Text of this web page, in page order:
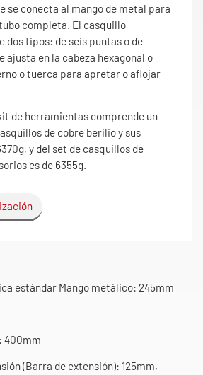
se conecta al mango de metal para
completa. El casquillo
dos tipos: de seis puntas o de
ajusta en la cabeza hexagonal o
o tuerca para apretar o aflojar
de herramientas comprende un
de cobre berilio y sus
y del set de casquillos de
es de 6355g.
estándar Mango metálico: 245mm
400mm
(Barra de extensión): 125mm,